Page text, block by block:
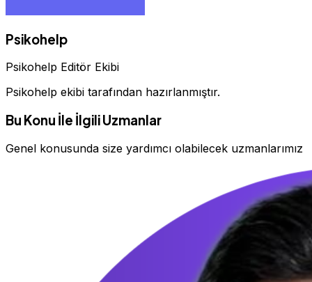
Psikohelp
Psikohelp Editör Ekibi
Psikohelp ekibi tarafından hazırlanmıştır.
Bu Konu İle İlgili Uzmanlar
Genel konusunda size yardımcı olabilecek uzmanlarımız